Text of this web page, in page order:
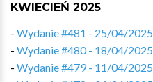
KWIECIEŃ 2025
- Wydanie #481 - 25/04/2025
- Wydanie #480 - 18/04/2025
- Wydanie #479 - 11/04/2025